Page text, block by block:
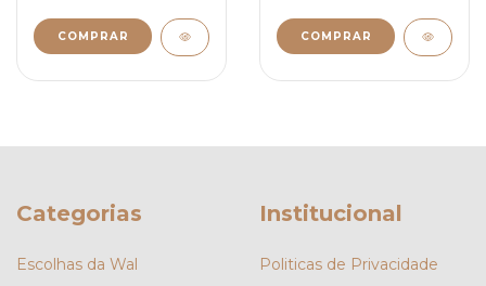
COMPRAR COMPRAR
Categorias
Escolhas da Wal
Institucional
Politicas de Privacidade